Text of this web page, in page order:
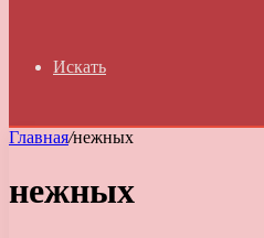
Искать
Главная/нежных
нежных